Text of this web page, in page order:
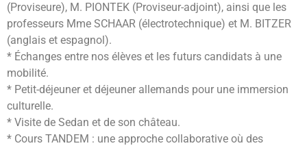
(Proviseure), M. PIONTEK (Proviseur-adjoint), ainsi que les
professeurs Mme SCHAAR (électrotechnique) et M. BITZER
(anglais et espagnol).
* Échanges entre nos élèves et les futurs candidats à une
mobilité.
* Petit-déjeuner et déjeuner allemands pour une immersion
culturelle.
* Visite de Sedan et de son château.
* Cours TANDEM : une approche collaborative où des